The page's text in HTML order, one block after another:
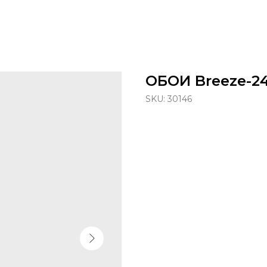
ОБОИ Breeze-
SKU: 30146